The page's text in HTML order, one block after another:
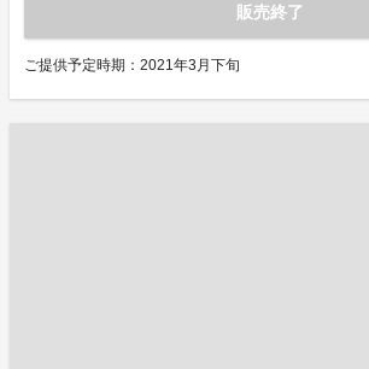
販売終了
ご提供予定時期：2021年3月下旬